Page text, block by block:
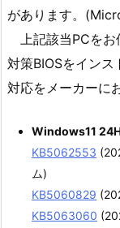
があります。
上記該当PCをお
対策BIOSをイン
対応をメーカーに
Windows11
KB5062553
ム)
KB5060829
KB5063060